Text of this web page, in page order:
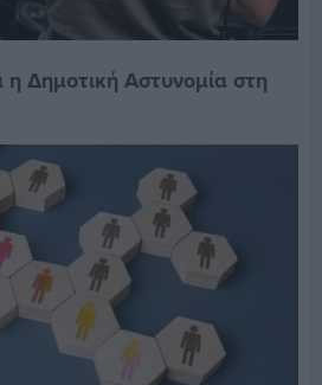
Δημοτική Αστυνομία στη